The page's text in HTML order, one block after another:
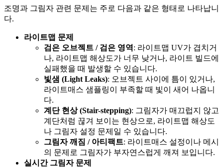
조명과 그림자 관련 문제는 주로 다음과 같은 형태로 나타납니
다.
라이트맵 문제
검은 오브젝트 / 검은 영역: 라이트맵 UV가 겹치거
나, 라이트맵 해상도가 너무 낮거나, 라이트 빌드에
실패했을 때 발생할 수 있습니다.
빛샘 (Light Leaks): 오브젝트 사이에 틈이 있거나,
라이트매스 샘플링이 부족할 때 빛이 새어 나옵니
다.
계단 현상 (Stair-stepping): 그림자가 매끄럽지 않고
계단처럼 끊겨 보이는 현상으로, 라이트맵 해상도
나 그림자 설정 문제일 수 있습니다.
그림자 깨짐 / 아티팩트: 라이트매스 설정이나 메시
의 문제로 그림자가 부자연스럽게 깨져 보입니다.
실시간 그림자 문제